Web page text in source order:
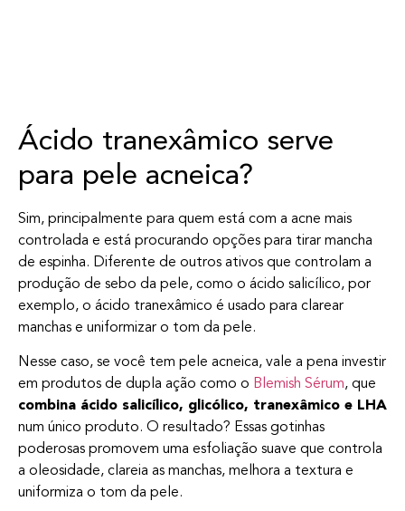
Ácido tranexâmico serve
para pele acneica?
Sim, principalmente para quem está com a acne mais
controlada e está procurando opções para tirar mancha
de espinha. Diferente de outros ativos que controlam a
produção de sebo da pele, como o ácido salicílico, por
exemplo, o ácido tranexâmico é usado para clarear
manchas e uniformizar o tom da pele.
Nesse caso, se você tem pele acneica, vale a pena investir
em produtos de dupla ação como o Blemish Sérum, que
combina ácido salicílico, glicólico, tranexâmico e LHA
num único produto. O resultado? Essas gotinhas
poderosas promovem uma esfoliação suave que controla
a oleosidade, clareia as manchas, melhora a textura e
uniformiza o tom da pele.